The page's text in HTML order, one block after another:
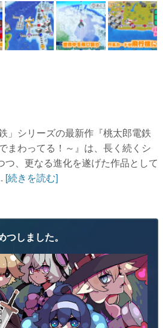
」シリーズの最新作『桃太郎電鉄
まわってる！～』は、長く続くシ
つ、更なる進化を遂げた作品として
[続きを読む]
しました。